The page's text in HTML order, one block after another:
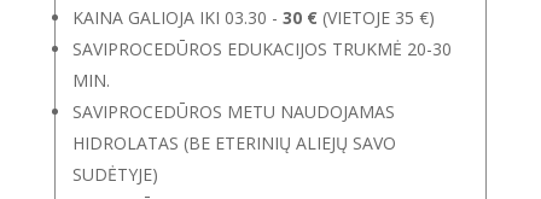
KAINA GALIOJA IKI 03.30 - 30 €(VIETOJE 35 €)
SAVIPROCEDŪROS EDUKACIJOS TRUKMĖ 20-30
MIN.
SAVIPROCEDŪROS METU NAUDOJAMAS
HIDROLATAS (BE ETERINIŲ ALIEJŲ SAVO
SUDĖTYJE)